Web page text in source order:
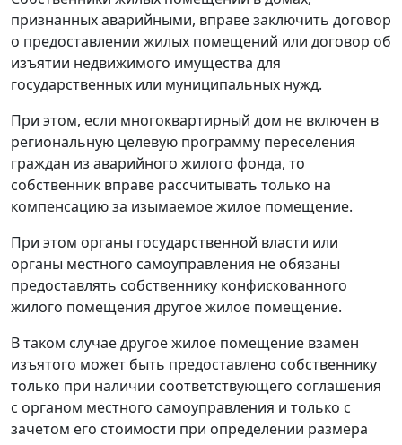
признанных аварийными, вправе заключить договор
о предоставлении жилых помещений или договор об
изъятии недвижимого имущества для
государственных или муниципальных нужд.
При этом, если многоквартирный дом не включен в
региональную целевую программу переселения
граждан из аварийного жилого фонда, то
собственник вправе рассчитывать только на
компенсацию за изымаемое жилое помещение.
При этом органы государственной власти или
органы местного самоуправления не обязаны
предоставлять собственнику конфискованного
жилого помещения другое жилое помещение.
В таком случае другое жилое помещение взамен
изъятого может быть предоставлено собственнику
только при наличии соответствующего соглашения
с органом местного самоуправления и только с
зачетом его стоимости при определении размера